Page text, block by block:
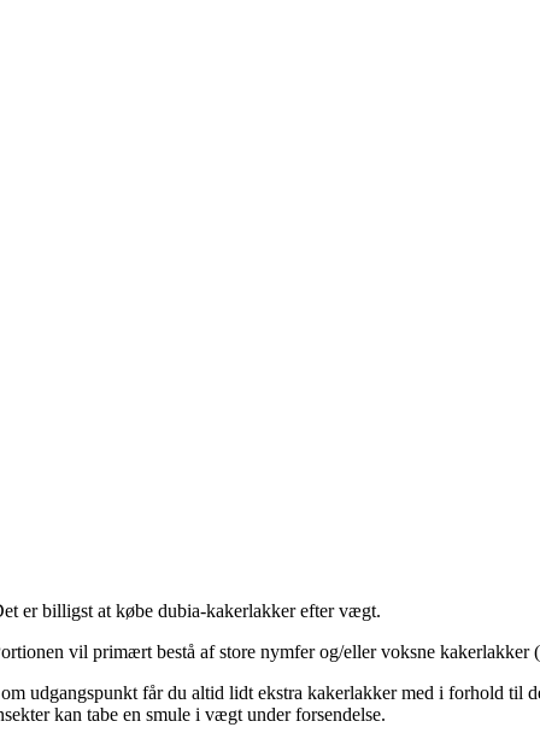
er billigst at købe dubia-kakerlakker efter vægt.
vil primært bestå af store nymfer og/eller voksne kakerlakker
udgangspunkt får du altid lidt ekstra kakerlakker med i forhold til
kan tabe en smule i vægt under forsendelse.